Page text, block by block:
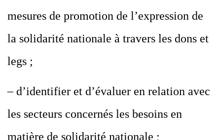
mesures de promotion de l’expression de
la solidarité nationale à travers les dons et
legs ;
– d’identifier et d’évaluer en relation avec
les secteurs concernés les besoins en
matière de solidarité nationale ;